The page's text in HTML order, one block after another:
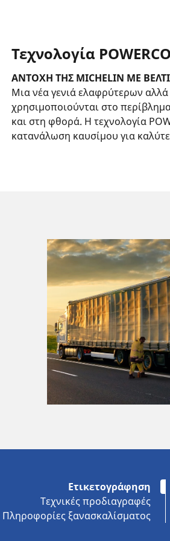
Τεχνολογία
ΑΝΤΟΧΗ ΤΗΣ MICHELIN ΜΕ
Μια νέα γενιά ελαφρύτερων
χρησιμοποιούνται στο
και στη φθορά. Η τεχνολογία
κατανάλωση καυσίμου για
Ετικετογράφηση
Τεχνικές προδιαγραφές
Πληροφορίες ξανασκαλίσματος